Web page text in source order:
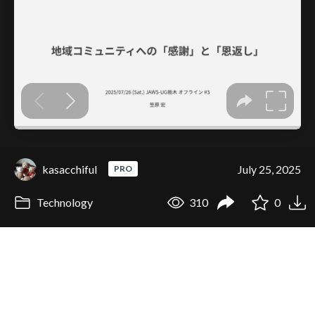
kasacchiful PRO July 25, 2025
Technology 310 0